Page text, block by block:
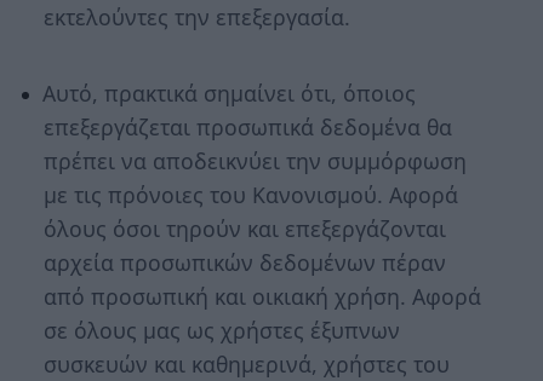
εκτελούντες την επεξεργασία.
Αυτό, πρακτικά σημαίνει ότι, όποιος
επεξεργάζεται προσωπικά δεδομένα θα
πρέπει να αποδεικνύει την συμμόρφωση
με τις πρόνοιες του Κανονισμού. Αφορά
όλους όσοι τηρούν και επεξεργάζονται
αρχεία προσωπικών δεδομένων πέραν
από προσωπική και οικιακή χρήση. Αφορά
σε όλους μας ως χρήστες έξυπνων
συσκευών και καθημερινά, χρήστες του